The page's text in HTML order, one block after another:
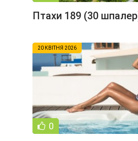
Птахи 189 (30
20 КВІТНЯ 2026
0